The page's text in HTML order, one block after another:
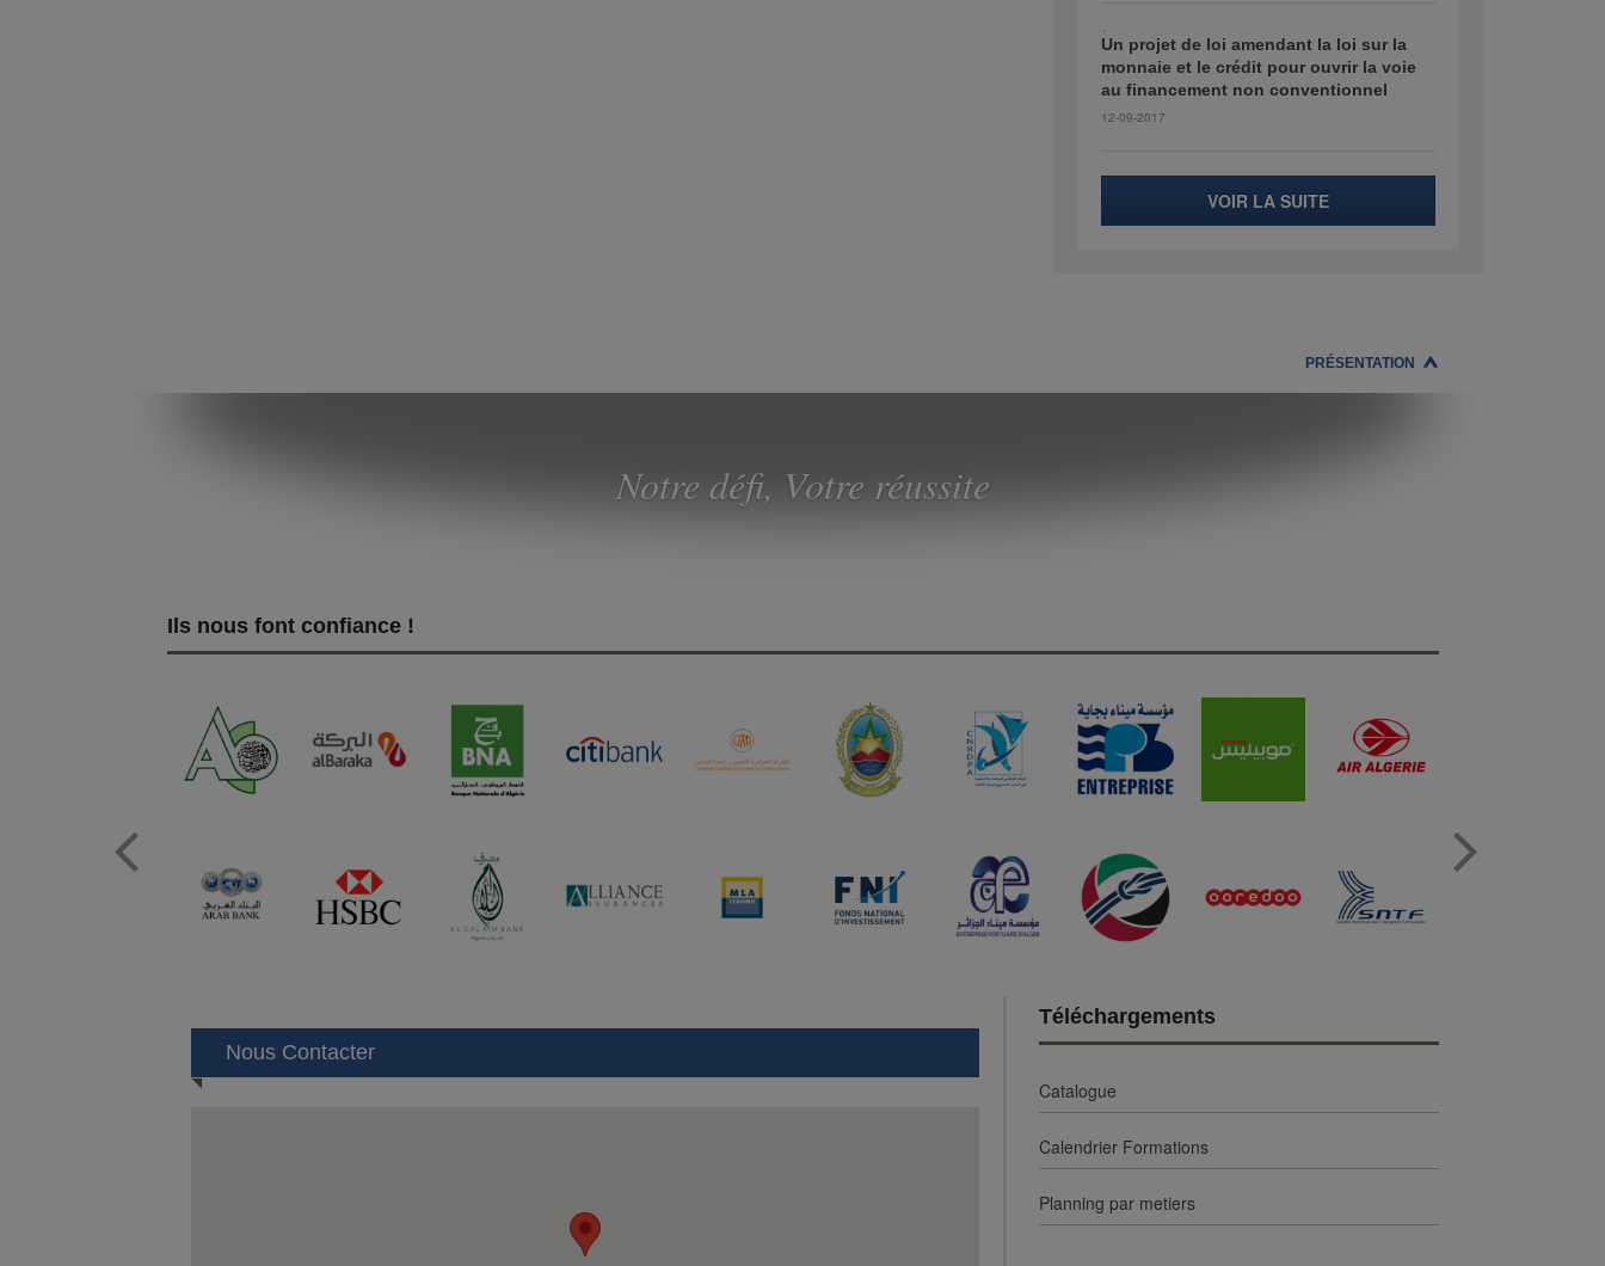
Un projet de loi amendant la loi sur la
monnaie et le crédit pour ouvrir la voie
au financement non conventionnel
12-09-2017
VOIR LA SUITE
PRÉSENTATION
Notre défi, Votre réussite
Ils nous font confiance !
Nous Contacter
Téléchargements
Catalogue
Calendrier Formations
Planning par metiers